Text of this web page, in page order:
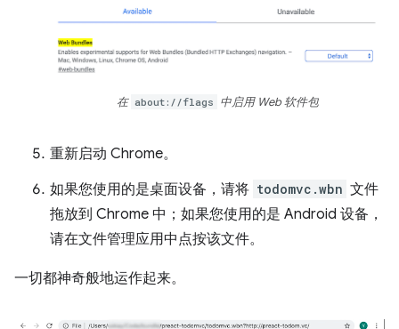
在 about://flags 中启用 Web 软件包
重新启动 Chrome。
如果您使用的是桌面设备，请将 todomvc.wbn 文件
拖放到 Chrome 中；如果您使用的是 Android 设备，
请在文件管理应用中点按该文件。
一切都神奇般地运作起来。